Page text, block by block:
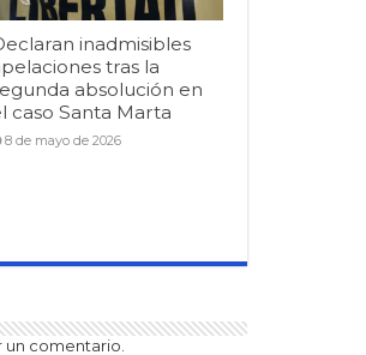
inadmisibles
tras la
absolución en
caso Santa Marta
8 de mayo de 2026
un comentario.